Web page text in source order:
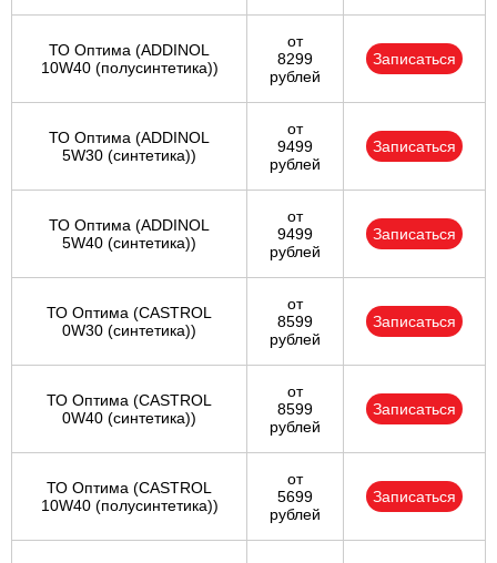
ТО Оптима (ADDINOL
10W40 (полусинтетика))
от
8299
рублей
Записаться
ТО Оптима (ADDINOL
5W30 (синтетика))
от
9499
рублей
Записаться
ТО Оптима (ADDINOL
5W40 (синтетика))
от
9499
рублей
Записаться
ТО Оптима (CASTROL
0W30 (синтетика))
от
8599
рублей
Записаться
ТО Оптима (CASTROL
0W40 (синтетика))
от
8599
рублей
Записаться
ТО Оптима (CASTROL
10W40 (полусинтетика))
от
5699
рублей
Записаться